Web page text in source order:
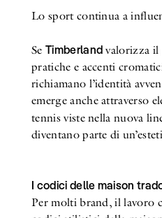
Lo sport continua a
Se Timberland valorizza
pratiche e accenti
richiamano l’identità
emerge anche attraverso
tennis viste nella nuova
diventano parte di
I codici delle maison
Per molti brand, il lavoro